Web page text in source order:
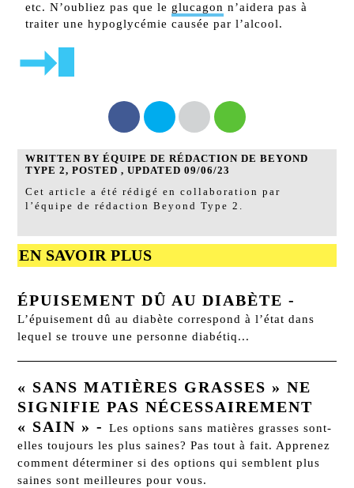
etc. N’oubliez pas que le glucagon n’aidera pas à
traiter une hypoglycémie causée par l’alcool.
➞
WRITTEN BY ÉQUIPE DE RÉDACTION DE BEYOND
TYPE 2, POSTED , UPDATED 09/06/23
Cet article a été rédigé en collaboration par
l’équipe de rédaction Beyond Type 2.
EN SAVOIR PLUS
ÉPUISEMENT DÛ AU DIABÈTE -
L’épuisement dû au diabète correspond à l’état dans
lequel se trouve une personne diabétiq...
« SANS MATIÈRES GRASSES » NE
SIGNIFIE PAS NÉCESSAIREMENT
« SAIN » -Les options sans matières grasses sont-
elles toujours les plus saines? Pas tout à fait. Apprenez
comment déterminer si des options qui semblent plus
saines sont meilleures pour vous.